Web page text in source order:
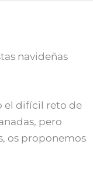
navideñas
el difícil reto de
pero
os proponemos